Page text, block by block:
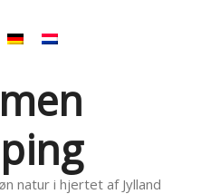
natur i hjertet af Jylland